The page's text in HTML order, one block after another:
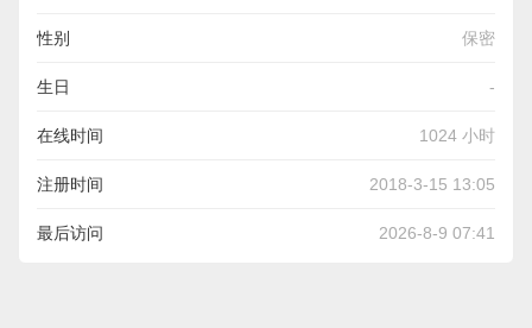
性别 保密
生日 -
在线时间 1024 小时
注册时间 2018-3-15 13:05
最后访问 2026-8-9 07:41